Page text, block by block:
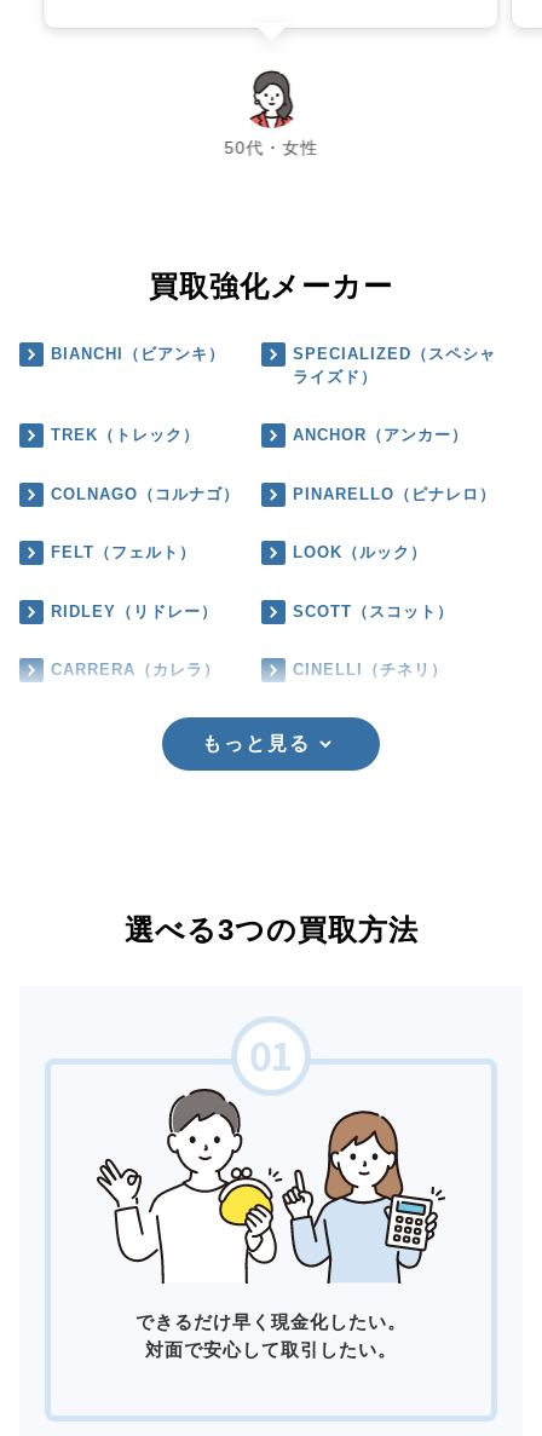
50代・女性
chevron_left chevron_right
買取強化メーカー
BIANCHI（ビアンキ）
SPECIALIZED（スペシャ
ライズド）
TREK（トレック） ANCHOR（アンカー）
COLNAGO（コルナゴ） PINARELLO（ピナレロ）
FELT（フェルト） LOOK（ルック）
RIDLEY（リドレー） SCOTT（スコット）
CARRERA（カレラ） CINELLI（チネリ）
もっと見る
選べる3つの買取方法
できるだけ早く現金化したい。
対面で安心して取引したい。